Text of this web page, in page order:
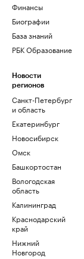
Финансы
Биографии
База знаний
РБК Образование
Новости
регионов
Санкт-Петербург
и область
Екатеринбург
Новосибирск
Омск
Башкортостан
Вологодская
область
Калининград
Краснодарский
край
Нижний
Новгород